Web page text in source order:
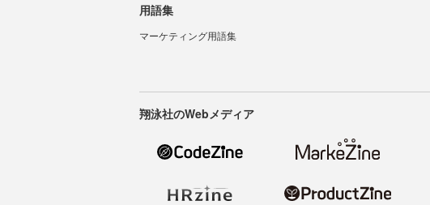
用語集
マーケティング用語集
翔泳社のWebメディア